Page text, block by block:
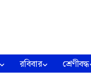
রবিবার শ্রেণীবদ্ধ